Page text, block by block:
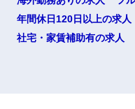
年間休日120日以上の求人
社宅・家賃補助有の求人